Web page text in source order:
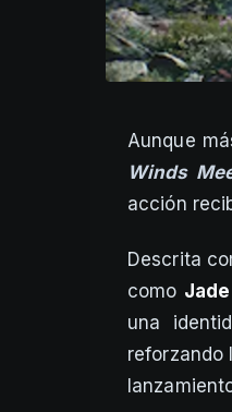
Aunque
Winds
acción
Descrita
como
una
reforzando